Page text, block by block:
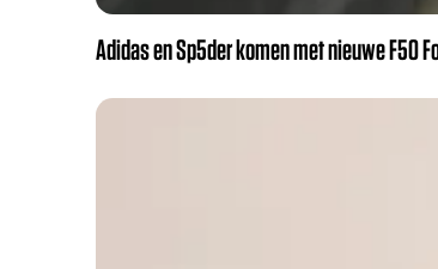
Adidas en Sp5der komen met nieuwe F50